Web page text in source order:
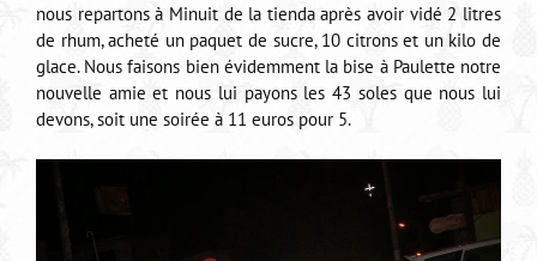
nous repartons à Minuit de la tienda après avoir vidé 2 litres
de rhum, acheté un paquet de sucre, 10 citrons et un kilo de
glace. Nous faisons bien évidemment la bise à Paulette notre
nouvelle amie et nous lui payons les 43 soles que nous lui
devons, soit une soirée à 11 euros pour 5.